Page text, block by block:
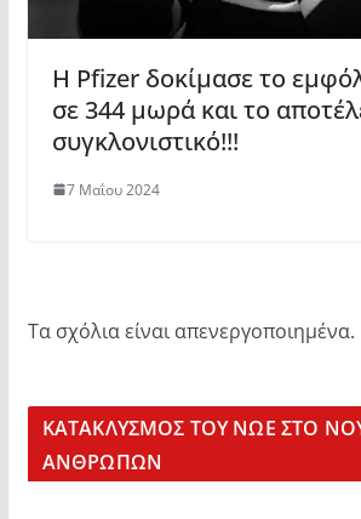
Η Pfizer δοκίμασε το
σε 344 μωρά και το
συγκλονιστικό!!!
7 Μαΐου 2024
Τα σχόλια είναι απενεργοποιημένα.
KΑΤΑΚΛΥΣΜΟΣ ΤΟΥ ΝΩΕ ΣΤΟ
ΑΝΘΡΩΠΩΝ